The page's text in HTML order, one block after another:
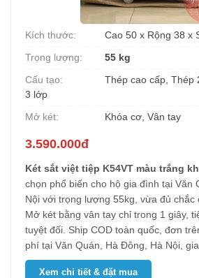
Kích thước:
Cao 50 x Rộng 38 x
Trọng lượng:
55 kg
Cấu tạo:
Thép cao cấp, Thép
3 lớp
Mở két:
Khóa cơ, Vân tay
3.590.000đ
Két sắt việt tiệp K54VT màu trắng
chọn phổ biến cho hộ gia đình tại Văn
Nội với trọng lượng 55kg, vừa đủ chắc
Mở két bằng vân tay chỉ trong 1 giây,
tuyệt đối. Ship COD toàn quốc, đơn
phí tại Văn Quán, Hà Đông, Hà Nội,
Xem chi tiết & đặt mua